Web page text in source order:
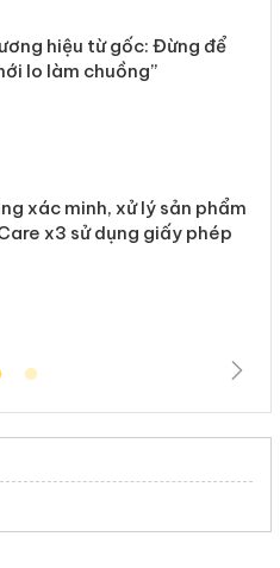
công khai hàng ngàn sản
vệ môi trường kinh